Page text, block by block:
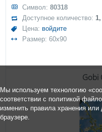
Символ:80318
Доступное количество:1,
Цена: войдите
Размер: 60x90
Gobi
Мы используем технологию
соответствии с политикой
изменить правила хранения
браузере.